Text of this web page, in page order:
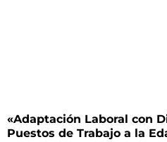
«Adaptación Laboral con
Puestos de Trabajo a la